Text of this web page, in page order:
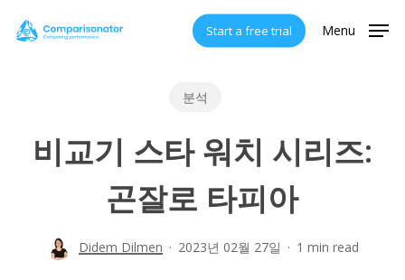
Start a free trial Menu
분석
비교기 스타 워치 시리즈:
곤잘로 타피아
Didem Dilmen 2023년 02월 27일 1 min read